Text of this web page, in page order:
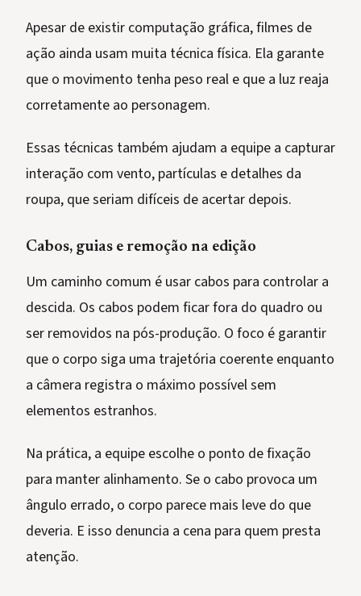
Apesar de existir computação gráfica, filmes de
ação ainda usam muita técnica física. Ela garante
que o movimento tenha peso real e que a luz reaja
corretamente ao personagem.
Essas técnicas também ajudam a equipe a capturar
interação com vento, partículas e detalhes da
roupa, que seriam difíceis de acertar depois.
Cabos, guias e remoção na edição
Um caminho comum é usar cabos para controlar a
descida. Os cabos podem ficar fora do quadro ou
ser removidos na pós-produção. O foco é garantir
que o corpo siga uma trajetória coerente enquanto
a câmera registra o máximo possível sem
elementos estranhos.
Na prática, a equipe escolhe o ponto de fixação
para manter alinhamento. Se o cabo provoca um
ângulo errado, o corpo parece mais leve do que
deveria. E isso denuncia a cena para quem presta
atenção.